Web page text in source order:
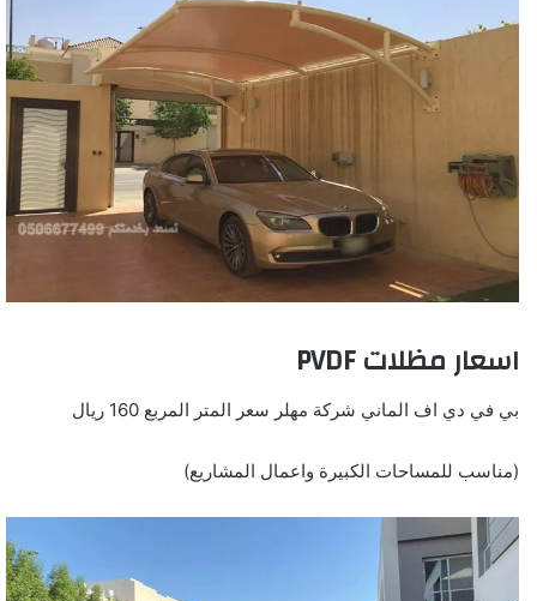
اسعار مظلات PVDF
بي في دي اف الماني شركة مهلر سعر المتر المربع 160 ريال
(مناسب للمساحات الكبيرة واعمال المشاريع)